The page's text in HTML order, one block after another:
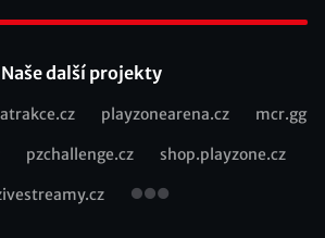
Naše další projekty
playzonearena.cz mcr.gg
pzchallenge.cz shop.playzone.cz